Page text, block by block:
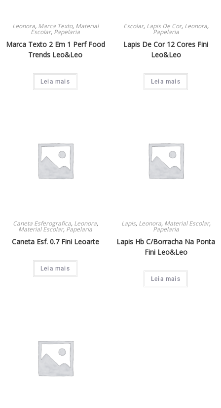
Leonora, Marca Texto, Material
Escolar, Papelaria
Marca Texto 2 Em 1 Perf Food
Trends Leo&Leo
Leia mais
Escolar, Lapis De Cor, Leonora,
Papelaria
Lapis De Cor 12 Cores Fini
Leo&Leo
Leia mais
Caneta Esferografica, Leonora,
Material Escolar, Papelaria
Caneta Esf. 0.7 Fini Leoarte
Leia mais
Lapis, Leonora, Material Escolar,
Papelaria
Lapis Hb C/Borracha Na Ponta
Fini Leo&Leo
Leia mais